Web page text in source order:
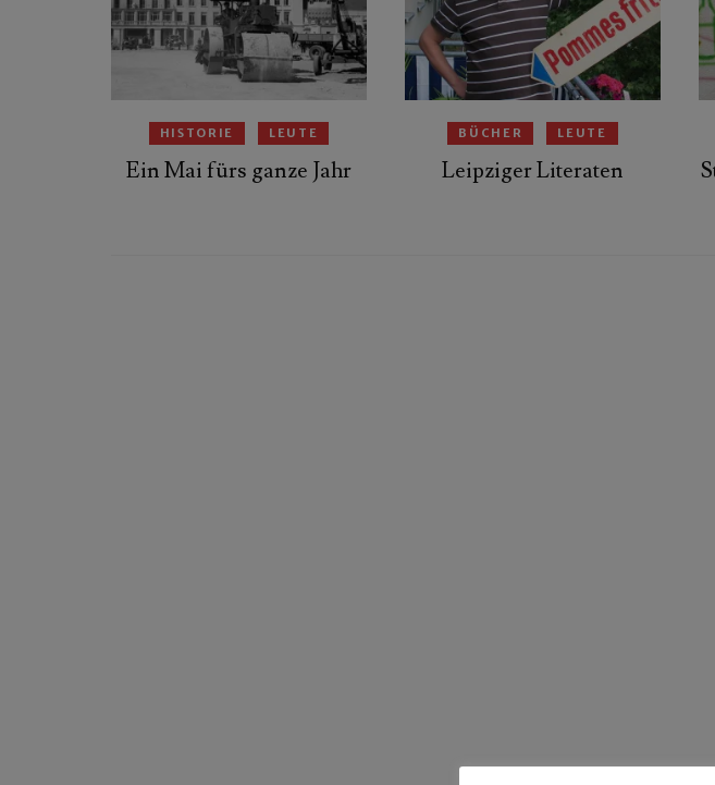
HISTORIE LEUTE
Ein Mai fürs ganze Jahr
BÜCHER LEUTE
Leipziger Literaten